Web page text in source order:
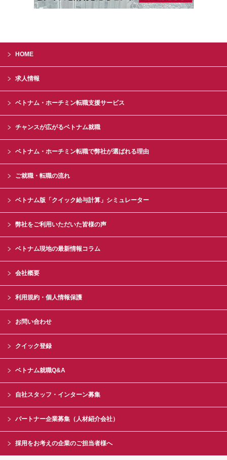
HOME
求人情報
ベトナム・ホーチミン転職支援サービス
チャンスが広がるベトナム就職
ベトナム・ホーチミン転職で弊社が選ばれる理由
ご就職・転職の流れ
ベトナム版「クイック給与計算」シミュレーター
弊社をご利用いただいた皆様の声
ベトナム現地の最新情報コラム
会社概要
利用規約・個人情報保護
お問い合わせ
クイック登録
ベトナム就職Q&A
自社スタッフ・インターン募集
パートナー企業募集（人材紹介会社）
採用をお考えの企業のご担当者様へ